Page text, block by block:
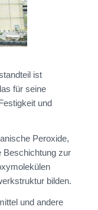
ist
für seine
und
Peroxide,
Beschichtung zur
bilden.
und andere